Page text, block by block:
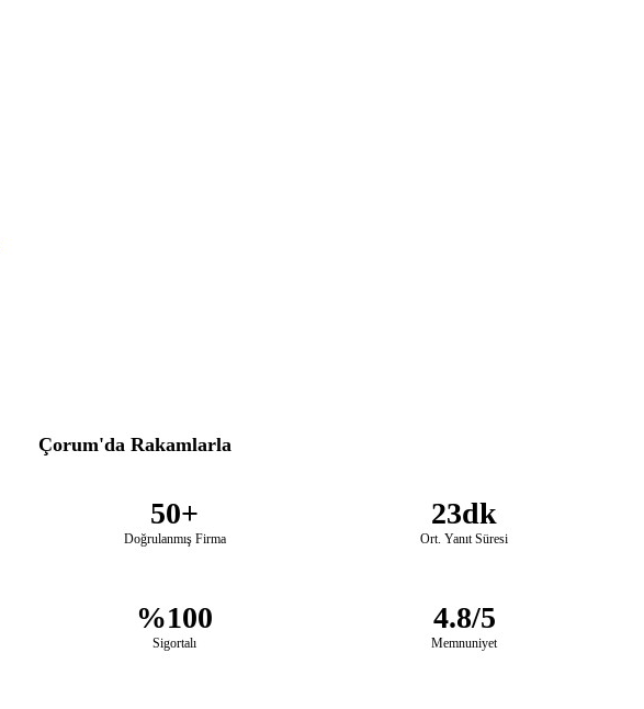
Çorum'da Rakamlarla
50+
Doğrulanmış Firma
23dk
Ort. Yanıt Süresi
%100
Sigortalı
4.8/5
Memnuniyet